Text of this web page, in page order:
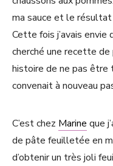
ma sauce et le résultat
Cette fois j’avais envie
cherché une recette
histoire de ne pas
convenait à nouveau
C’est chez Marine que
de pâte feuilletée en
d’obtenir un très joli